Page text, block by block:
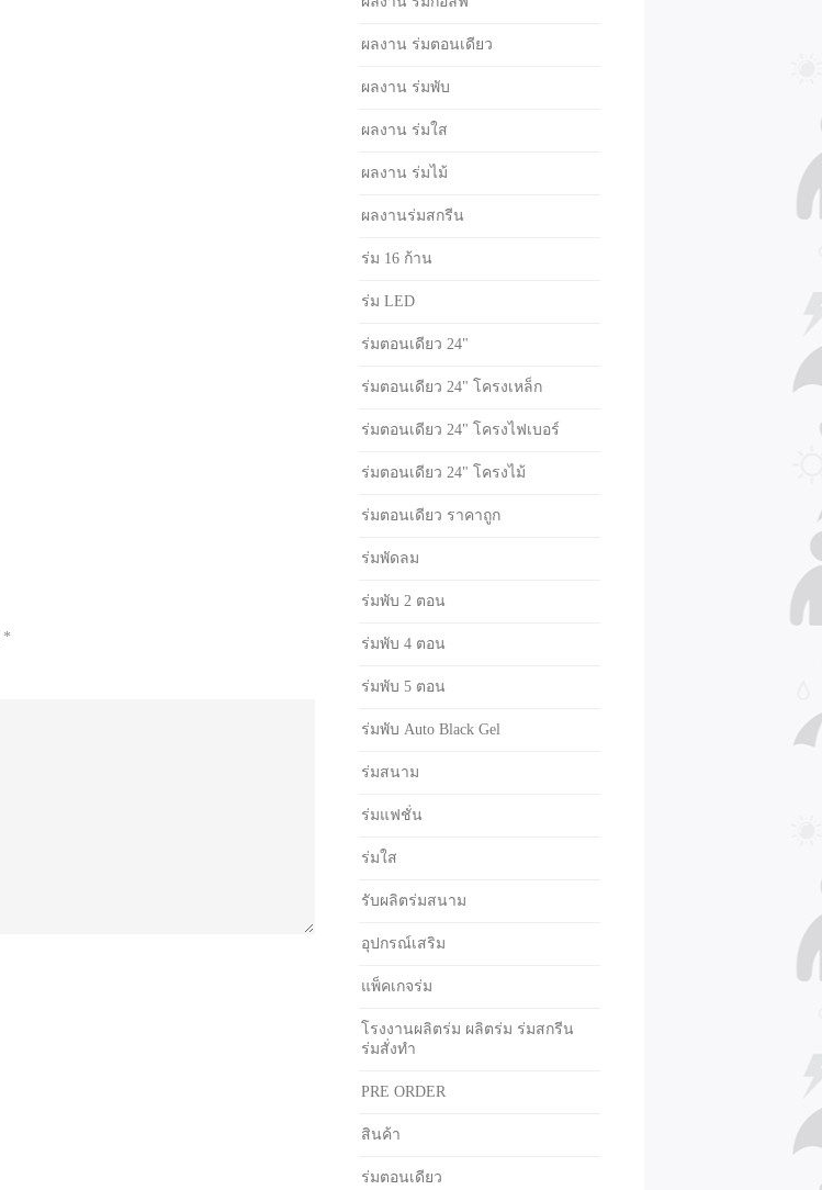
*
ผลงาน ร่มตอนเดียว
ผลงาน ร่มพับ
ผลงาน ร่มใส
ผลงาน ร่มไม้
ผลงานร่มสกรีน
ร่ม 16 ก้าน
ร่ม LED
ร่มตอนเดียว 24"
ร่มตอนเดียว 24" โครงเหล็ก
ร่มตอนเดียว 24" โครงไฟเบอร์
ร่มตอนเดียว 24" โครงไม้
ร่มตอนเดียว ราคาถูก
ร่มพัดลม
ร่มพับ 2 ตอน
ร่มพับ 4 ตอน
ร่มพับ 5 ตอน
ร่มพับ Auto Black Gel
ร่มสนาม
ร่มแฟชั่น
ร่มใส
รับผลิตร่มสนาม
อุปกรณ์เสริม
แพ็คเกจร่ม
โรงงานผลิตร่ม ผลิตร่ม ร่มสกรีน
ร่มสั่งทำ
PRE ORDER
สินค้า
ร่มตอนเดียว